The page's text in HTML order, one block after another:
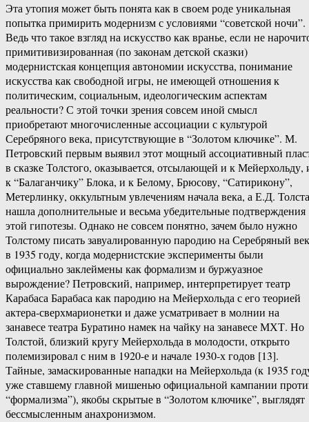
Эта утопия может быть понята как в своем роде уникальная
попытка примирить модернизм с условиями “советской ночи”.
Ведь что такое взгляд на искусство как вранье, если не
примитивизированная (по законам детской сказки)
модернистская концепция автономии искусства, понимание
искусства как свободной игры, не имеющей отношения к
политическим, социальным, идеологическим аспектам
реальности? С этой точки зрения совсем иной смысл
приобретают многочисленные ассоциации с культурой
Серебряного века, присутствующие в “Золотом ключике”. М.
Петровский первым выявил этот мощный ассоциативный
в сказке Толстого, оказывается, отсылающей и к Мейерхольду,
к “Балаганчику” Блока, и к Белому, Брюсову, “Сатирикону”,
Метерлинку, оккультным увлечениям начала века, а Е.Д.
нашла дополнительные и весьма убедительные подтверждения
этой гипотезы. Однако не совсем понятно, зачем было нужно
Толстому писать завуалированную пародию на Серебряный век
в 1935 году, когда модернистские эксперименты были
официально заклеймены как формализм и буржуазное
вырождение? Петровский, например, интерпретирует театр
Карабаса Барабаса как пародию на Мейерхольда с его теорией
актера-сверхмарионетки и даже усматривает в молнии на
занавесе театра Буратино намек на чайку на занавесе МХТ. Но
Толстой, близкий кругу Мейерхольда в молодости, открыто
полемизировал с ним в 1920-е и начале 1930-х годов [13].
Тайные, замаскированные нападки на Мейерхольда (к 1935
уже ставшему главной мишенью официальной кампании
“формализма”), якобы скрытые в “Золотом ключике”, выглядят
бессмысленным анахронизмом.